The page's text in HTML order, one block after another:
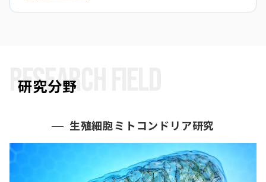
RESEARCH FIELD
研究分野
生殖細胞ミトコンドリア研究